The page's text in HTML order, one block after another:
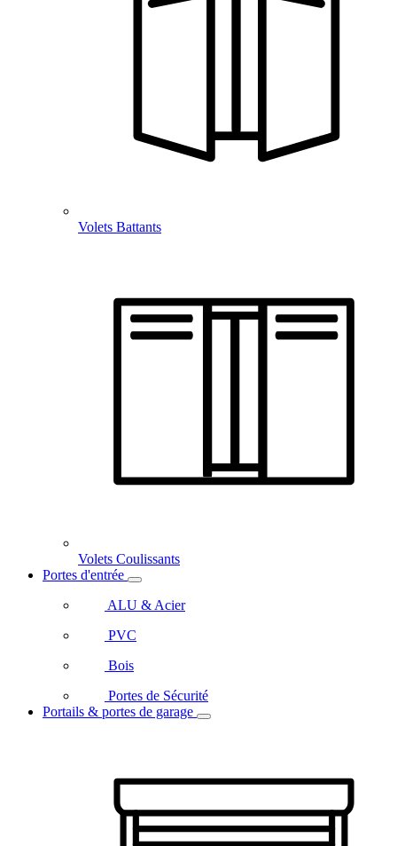
Volets Battants
Volets Coulissants
Portes d'entrée
ALU & Acier
PVC
Bois
Portes de Sécurité
Portails & portes de garage